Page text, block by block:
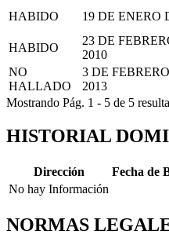
HABIDO 19 DE ENERO
HABIDO
23 DE
2010
NO
HALLADO
3 DE
2013
Mostrando Pág. 1 - 5 de 5
HISTORIAL
Dirección
Fecha de
No hay Información
NORMAS